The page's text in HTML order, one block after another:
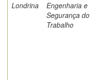
Londrina
Engenharia e
Segurança do
Trabalho